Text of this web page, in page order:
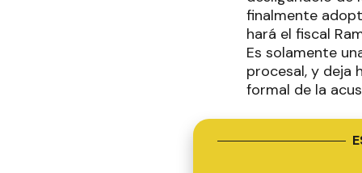
finalmente
hará el fiscal
Es solamente
procesal, y deja
formal de la